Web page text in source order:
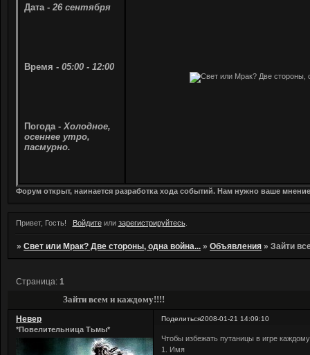
Дата - 26 сентября
Время - 05:00 - 12:00
Погода - Холодное,
осеннее утро,
пасмурно.
Форум открыт, наинается разработка хода событий. Нам нужно ваше
Привет, Гость! Войдитеили зарегистрируйтесь.
»Свет или Мрак? Две стороны, одна война... »Объявления »Зайти
Зайти всем и каждому!!!!
Страница:1
Поделиться2008-01-21 14:09:10
Невер
*Повелительница Тьмы*
Чтобы избежать путаницы в игре
1. Имя